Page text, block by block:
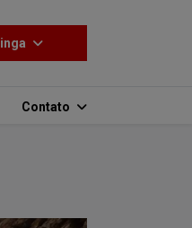
Contato